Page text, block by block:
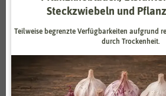
Vom Saatgut zum Blütenmeer
Mössingen ist eine Stadt, die
Blumenwiesen, die blühenden
grünt es auf vielen Flächen. Kein
Unternehmen ansiedelt, dass sich der
Wiesen und Flächen verschrieben hat.
einzuwilligen und die Einwilligung zu
Informationen zur Verwendung
den Diensten erklären wir in unserer
Essenziell
Steckzwiebeln und
Teilweise begrenzte Verfügbarkeiten aufgrund
durch Trockenheit.